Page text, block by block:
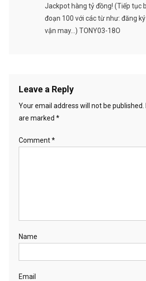
Jackpot hàng tỷ đồng! (Tiếp tục
đoạn 100 với các từ như: đăng
vận may…) TONY03-18O
Leave a Reply
Your email address will not be published.
are marked *
Comment*
Name
Email